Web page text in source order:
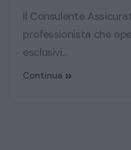
Il Consulente
professionista che
esclusivi...
Continua